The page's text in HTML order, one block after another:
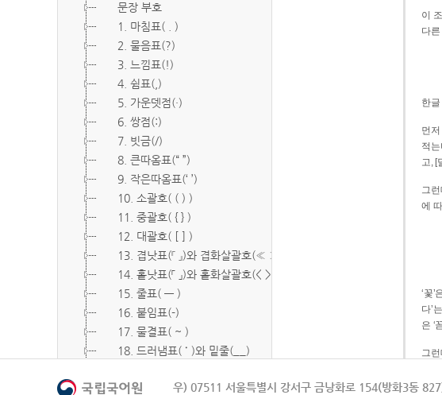
문장 부호
1. 마침표( . )
2. 물음표(?)
3. 느낌표(!)
4. 쉼표(,)
5. 가운뎃점(·)
6. 쌍점(:)
7. 빗금(/)
8. 큰따옴표(“ ”)
9. 작은따옴표(‘ ’)
10. 소괄호( ( ) )
11. 중괄호( { } )
12. 대괄호( [ ] )
13. 겹낫표(『 』)와 겹화살괄호(≪ ≫)
14. 홑낫표(「 」)와 홑화살괄호(< >)
15. 줄표( ― )
16. 붙임표(-)
17. 물결표( ~ )
18. 드러냄표( ˙ )와 밑줄(__)
20. 빠짐표( □ )
이
다
한
먼
적는다
고, [
그
에
‘꽃’
다’는 원
은 ‘
그
되
우) 07511 서울특별시 강서구 금낭화로 154(방화3동